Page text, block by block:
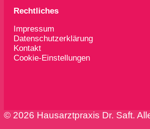
Rechtliches
Impressum
Datenschutzerklärung
Kontakt
Cookie-Einstellungen
© 2026 Hausarztpraxis Dr. Saft.